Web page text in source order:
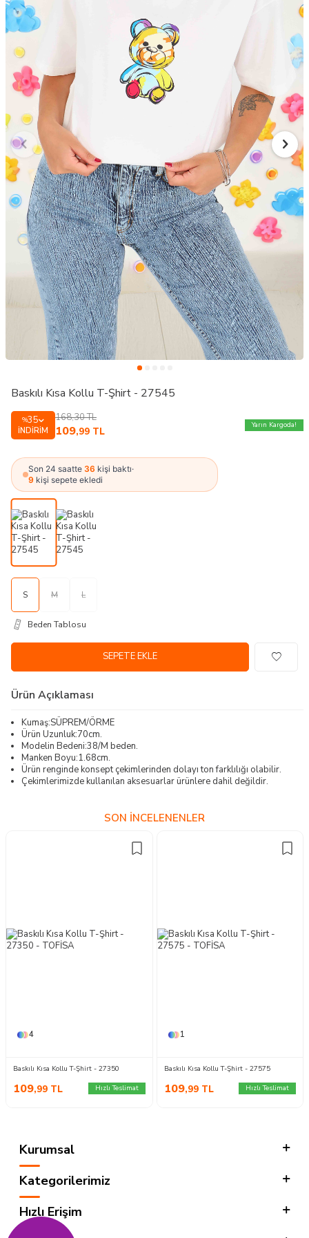
Baskılı Kısa Kollu T-Şhirt - 27545
%35
İNDIRIM
168,30TL
109,99 TL
Yarın Kargoda!
Son 24 saatte 36 kişi baktı·
9 kişi sepete ekledi
S M L
Beden Tablosu
SEPETE EKLE
Ürün Açıklaması
Kumaş:SÜPREM/ÖRME
Ürün Uzunluk:70cm.
Modelin Bedeni:38/M beden.
Manken Boyu:1.68cm.
Ürün renginde konsept çekimlerinden dolayı ton farklılığı olabilir.
Çekimlerimizde kullanılan aksesuarlar ürünlere dahil değildir.
SON İNCELENENLER
4
Baskılı Kısa Kollu T-Şhirt - 27350
109,99 TL Hızlı Teslimat
1
Baskılı Kısa Kollu T-Şhirt - 27575
109,99 TL Hızlı Teslimat
Kurumsal
Kategorilerimiz
Hızlı Erişim